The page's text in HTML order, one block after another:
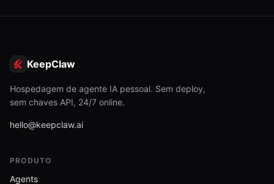
KeepClaw
Hospedagem de agente IA pessoal. Sem deploy,
sem chaves API, 24/7 online.
hello@keepclaw.ai
PRODUTO
Agents